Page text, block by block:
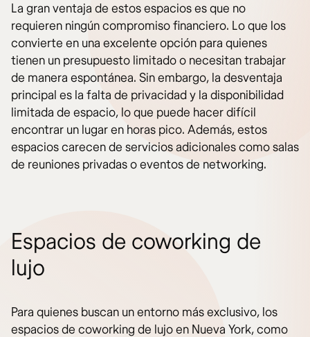
La gran ventaja de estos espacios es que no
requieren ningún compromiso financiero. Lo que los
convierte en una excelente opción para quienes
tienen un presupuesto limitado o necesitan trabajar
de manera espontánea. Sin embargo, la desventaja
principal es la falta de privacidad y la disponibilidad
limitada de espacio, lo que puede hacer difícil
encontrar un lugar en horas pico. Además, estos
espacios carecen de servicios adicionales como salas
de reuniones privadas o eventos de networking.
Espacios de coworking de
lujo
Para quienes buscan un entorno más exclusivo, los
espacios de coworking de lujo en Nueva York, como